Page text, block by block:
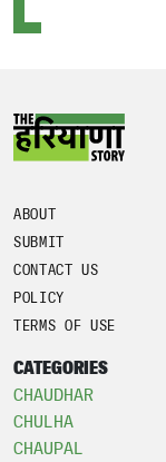
ABOUT
SUBMIT
CONTACT US
POLICY
TERMS OF USE
CATEGORIES
CHAUDHAR
CHULHA
CHAUPAL